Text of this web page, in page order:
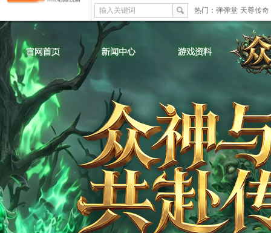
输入关键词 热门： 弹弹堂 天尊传奇